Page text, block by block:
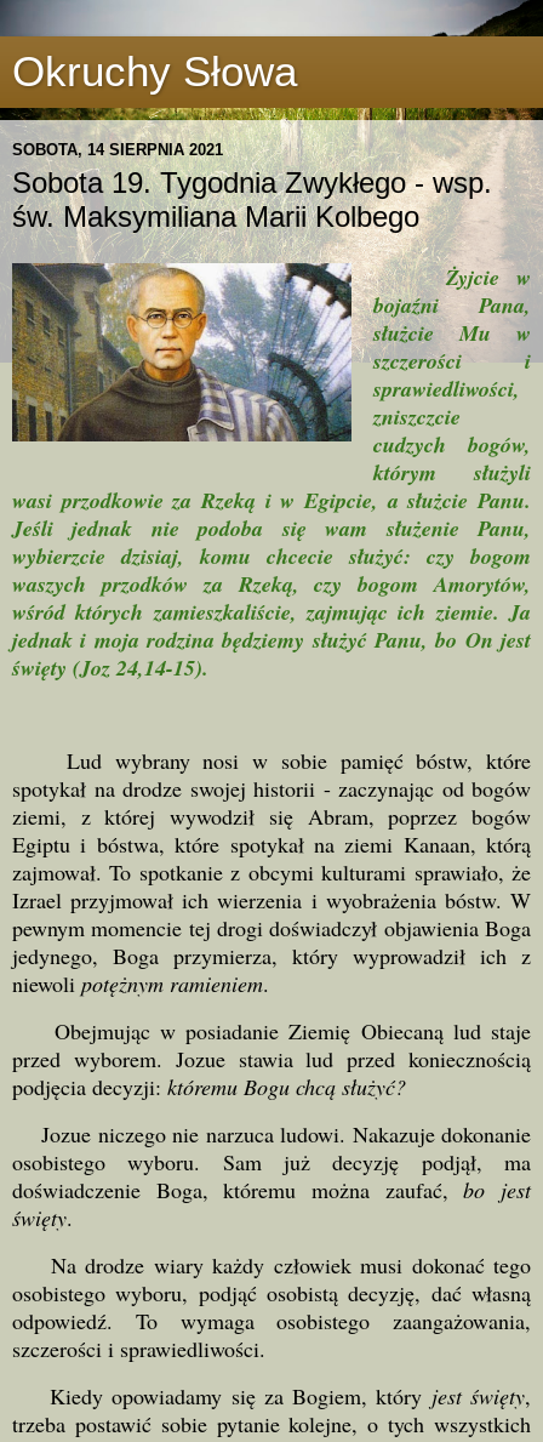
Okruchy Słowa
SOBOTA, 14 SIERPNIA 2021
Sobota 19. Tygodnia Zwykłego - wsp.
św. Maksymiliana Marii Kolbego
Żyjcie w
bojaźni Pana,
służcie Mu w
szczerości i
sprawiedliwości,
zniszczcie
cudzych bogów,
którym służyli
wasi przodkowie za Rzeką i w Egipcie, a służcie Panu.
Jeśli jednak nie podoba się wam służenie Panu,
wybierzcie dzisiaj, komu chcecie służyć: czy bogom
waszych przodków za Rzeką, czy bogom Amorytów,
wśród których zamieszkaliście, zajmując ich ziemie. Ja
jednak i moja rodzina będziemy służyć Panu, bo On jest
święty (Joz 24,14-15).
Lud wybrany nosi w sobie pamięć bóstw, które
spotykał na drodze swojej historii - zaczynając od bogów
ziemi, z której wywodził się Abram, poprzez bogów
Egiptu i bóstwa, które spotykał na ziemi Kanaan, którą
zajmował. To spotkanie z obcymi kulturami sprawiało, że
Izrael przyjmował ich wierzenia i wyobrażenia bóstw. W
pewnym momencie tej drogi doświadczył objawienia Boga
jedynego, Boga przymierza, który wyprowadził ich z
niewoli potężnym ramieniem.
Obejmując w posiadanie Ziemię Obiecaną lud staje
przed wyborem. Jozue stawia lud przed koniecznością
podjęcia decyzji: któremu Bogu chcą służyć?
Jozue niczego nie narzuca ludowi. Nakazuje dokonanie
osobistego wyboru. Sam już decyzję podjął, ma
doświadczenie Boga, któremu można zaufać,bo jest
święty.
Na drodze wiary każdy człowiek musi dokonać tego
osobistego wyboru, podjąć osobistą decyzję, dać własną
odpowiedź. To wymaga osobistego zaangażowania,
szczerości i sprawiedliwości.
Kiedy opowiadamy się za Bogiem, który jest święty,
trzeba postawić sobie pytanie kolejne, o tych wszystkich